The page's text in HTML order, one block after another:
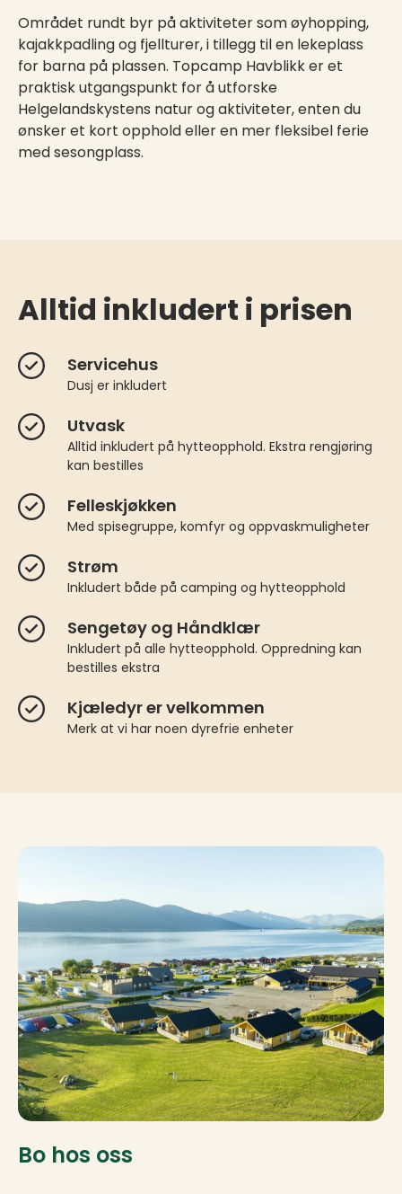
Området rundt byr på aktiviteter som øyhopping,
kajakkpadling og fjellturer, i tillegg til en lekeplass
for barna på plassen. Topcamp Havblikk er et
praktisk utgangspunkt for å utforske
Helgelandskystens natur og aktiviteter, enten du
ønsker et kort opphold eller en mer fleksibel ferie
med sesongplass.
Alltid inkludert i prisen
Servicehus
Dusj er inkludert
Utvask
Alltid inkludert på hytteopphold. Ekstra rengjøring
kan bestilles
Felleskjøkken
Med spisegruppe, komfyr og oppvaskmuligheter
Strøm
Inkludert både på camping og hytteopphold
Sengetøy og Håndklær
Inkludert på alle hytteopphold. Oppredning kan
bestilles ekstra
Kjæledyr er velkommen
Merk at vi har noen dyrefrie enheter
Bo hos oss